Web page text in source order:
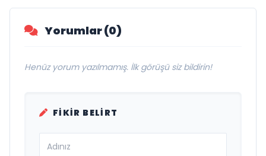
Yorumlar (0)
Henüz yorum yazılmamış. İlk görüşü siz bildirin!
FIKIR BELIRT